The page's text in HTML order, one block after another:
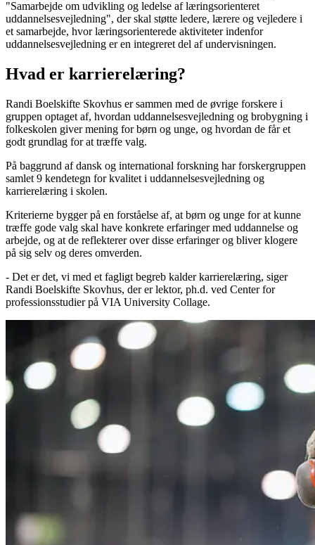
"Samarbejde om udvikling og ledelse af læringsorienteret
uddannelsesvejledning", der skal støtte ledere, lærere og vejledere i
et samarbejde, hvor læringsorienterede aktiviteter indenfor
uddannelsesvejledning er en integreret del af undervisningen.
Hvad er karrierelæring?
Randi Boelskifte Skovhus er sammen med de øvrige forskere i
gruppen optaget af, hvordan uddannelsesvejledning og brobygning i
folkeskolen giver mening for børn og unge, og hvordan de får et
godt grundlag for at træffe valg.
På baggrund af dansk og international forskning har forskergruppen
samlet 9 kendetegn for kvalitet i uddannelsesvejledning og
karrierelæring i skolen.
Kriterierne bygger på en forståelse af, at børn og unge for at kunne
træffe gode valg skal have konkrete erfaringer med uddannelse og
arbejde, og at de reflekterer over disse erfaringer og bliver klogere
på sig selv og deres omverden.
- Det er det, vi med et fagligt begreb kalder karrierelæring, siger
Randi Boelskifte Skovhus, der er lektor, ph.d. ved Center for
professionsstudier på VIA University Collage.